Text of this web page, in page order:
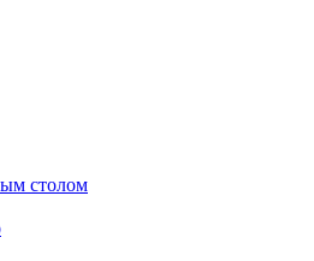
столом